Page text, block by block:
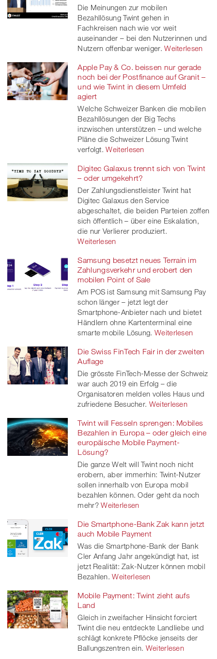
Die Meinungen zur mobilen
Bezahllösung Twint gehen in
Fachkreisen nach wie vor weit
auseinander – bei den Nutzerinnen und
Nutzern offenbar weniger. Weiterlesen
Apple Pay & Co. beissen nur gerade
noch bei der Postfinance auf Granit –
und wie Twint in diesem Umfeld
agiert
Welche Schweizer Banken die mobilen
Bezahllösungen der Big Techs
inzwischen unterstützen – und welche
Pläne die Schweizer Lösung Twint
verfolgt. Weiterlesen
Digitec Galaxus trennt sich von Twint
– oder umgekehrt?
Der Zahlungsdienstleister Twint hat
Digitec Galaxus den Service
abgeschaltet, die beiden Parteien zoffen
sich öffentlich – über eine Eskalation,
die nur Verlierer produziert.
Weiterlesen
Samsung besetzt neues Terrain im
Zahlungsverkehr und erobert den
mobilen Point of Sale
Am POS ist Samsung mit Samsung Pay
schon länger – jetzt legt der
Smartphone-Anbieter nach und bietet
Händlern ohne Kartenterminal eine
smarte mobile Lösung. Weiterlesen
Die Swiss FinTech Fair in der zweiten
Auflage
Die grösste FinTech-Messe der Schweiz
war auch 2019 ein Erfolg – die
Organisatoren melden volles Haus und
zufriedene Besucher. Weiterlesen
Twint will Fesseln sprengen: Mobiles
Bezahlen in Europa – oder gleich eine
europäische Mobile Payment-
Lösung?
Die ganze Welt will Twint noch nicht
erobern, aber immerhin: Twint-Nutzer
sollen innerhalb von Europa mobil
bezahlen können. Oder geht da noch
mehr? Weiterlesen
Die Smartphone-Bank Zak kann jetzt
auch Mobile Payment
Was die Smartphone-Bank der Bank
Cler Anfang Jahr angekündigt hat, ist
jetzt Realität: Zak-Nutzer können mobil
Bezahlen. Weiterlesen
Mobile Payment: Twint zieht aufs
Land
Gleich in zweifacher Hinsicht forciert
Twint die neu entdeckte Landliebe und
schlägt konkrete Pflöcke jenseits der
Ballungszentren ein. Weiterlesen